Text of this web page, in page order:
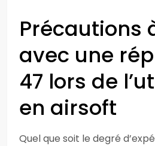
Précautions
avec une
47 lors de
en airsoft
Quel que soit le degré